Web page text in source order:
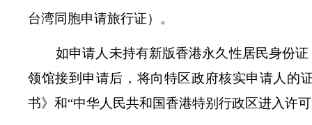
台湾同胞申请旅行证）。
如申请人未持有新版香港永久性居民身份证
领馆接到申请后，将向特区政府核实申请人的
书》和“中华人民共和国香港特别行政区进入许